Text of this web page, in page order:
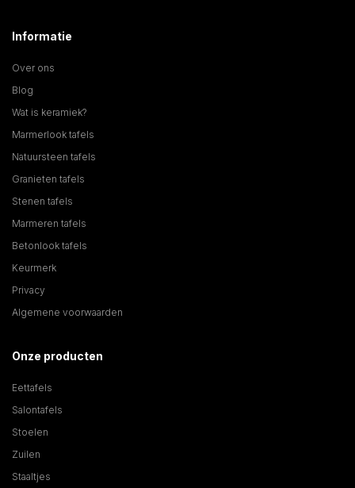
Informatie
Over ons
Blog
Wat is keramiek?
Marmerlook tafels
Natuursteen tafels
Granieten tafels
Stenen tafels
Marmeren tafels
Betonlook tafels
Keurmerk
Privacy
Algemene voorwaarden
Onze producten
Eettafels
Salontafels
Stoelen
Zuilen
Staaltjes